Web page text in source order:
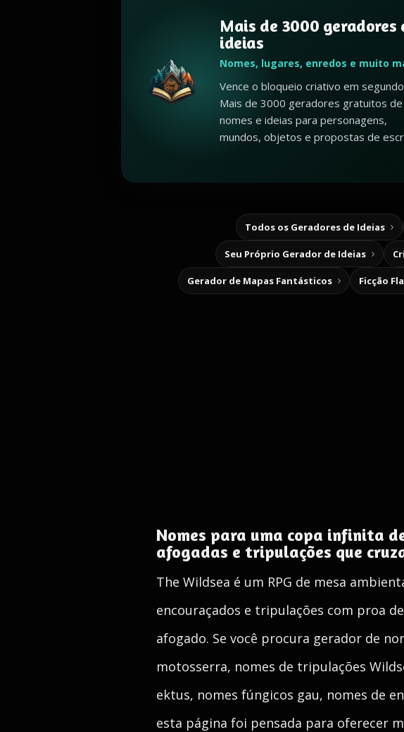
Mais de 3000 geradores
ideias
Nomes, lugares, enredos e muito
Vence o bloqueio criativo em
Mais de 3000 geradores gratuitos de
nomes e ideias para personagens,
mundos, objetos e propostas de
Todos os Geradores de Ideias
Seu Próprio Gerador de Ideias
Gerador de Mapas Fantásticos Ficção
Nomes para uma copa infinita
afogadas e tripulações que
The Wildsea é um RPG de mesa
encouraçados e tripulações com proa
afogado. Se você procura gerador de
motosserra, nomes de tripulações
ektus, nomes fúngicos gau, nomes de
esta página foi pensada para oferecer